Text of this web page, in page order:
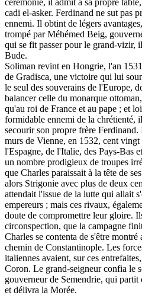
cadi el-asker. Ferdinand ne sut pas
ennemi. Il obtint de légers
trompé par Méhémed Beig,
qui se fit passer pour le grand-vizir,
Bude.
Soliman revint en Hongrie, l'an
de Gradisca, une victoire qui lui
le seul des souverains de l'Europe,
balancer celle du monarque
qu'au roi de France et au pape ; et
formidable ennemi de la chrétienté,
secourir son propre frère
murs de Vienne, en 1532, cent
l'Espagne, de l'Italie, des Pays-Bas
un nombre prodigieux de troupes
que Charles paraissait à la tête de
alors Strigonie avec plus de deux
attendait l'issue de la lutte qui allait
empereurs ; mais ces rivaux,
doute de compromettre leur gloire.
circonspection, que la campagne
Charles se contenta de s'être
chemin de Constantinople. Les
italiennes avaient, sur ces
Coron. Le grand-seigneur confia le
gouverneur de Semendrie, qui
et délivra la Morée.